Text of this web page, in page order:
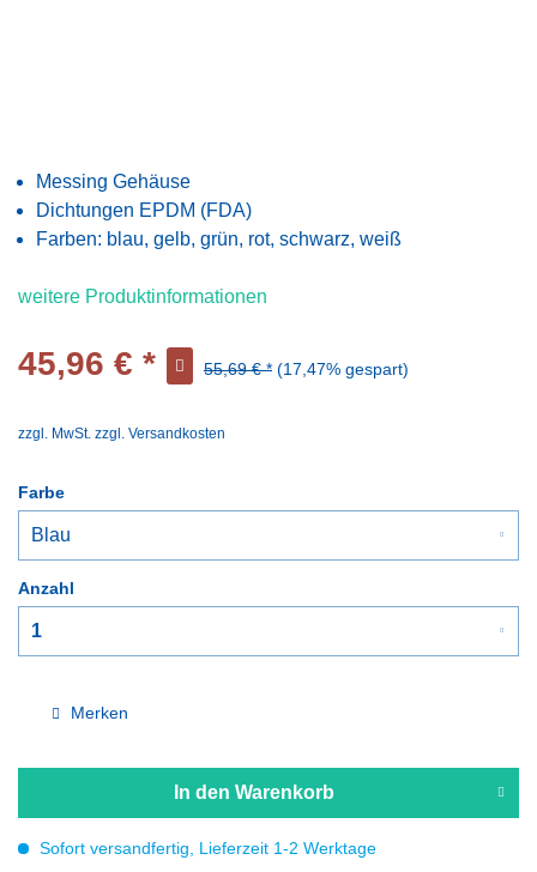
Messing Gehäuse
Dichtungen EPDM (FDA)
Farben: blau, gelb, grün, rot, schwarz, weiß
weitere Produktinformationen
45,96 € * 55,69 € * (17,47% gespart)
zzgl. MwSt. zzgl. Versandkosten
Farbe
Anzahl
Merken
In den Warenkorb
Sofort versandfertig, Lieferzeit 1-2 Werktage